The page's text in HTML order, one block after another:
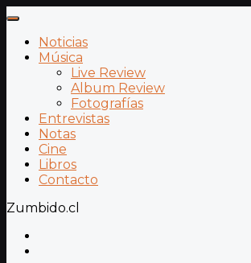
Noticias
Música
Live Review
Album Review
Fotografías
Entrevistas
Notas
Cine
Libros
Contacto
Zumbido.cl